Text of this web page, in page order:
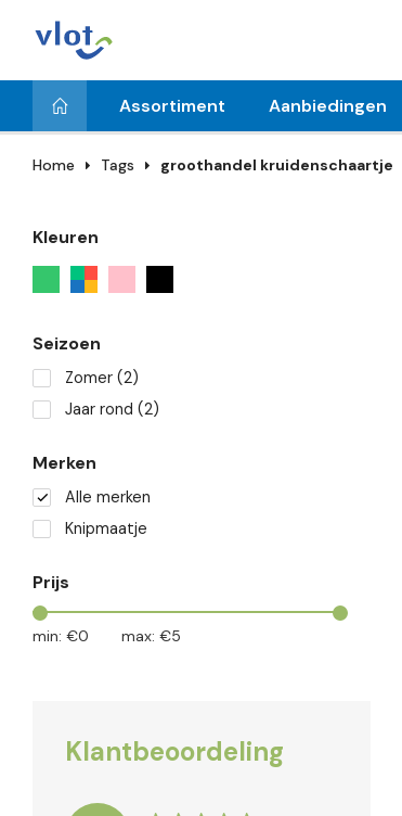
Assortiment Aanbiedingen
Home Tags groothandel kruidenschaartje
Kleuren
Seizoen
Zomer(2)
Jaar rond(2)
Merken
Alle merken
Knipmaatje
Prijs
min: €0 max: €5
Klantbeoordeling